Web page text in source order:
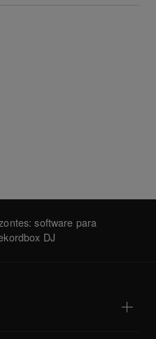
software para
DJ